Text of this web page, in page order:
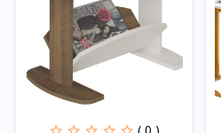
( 0 )